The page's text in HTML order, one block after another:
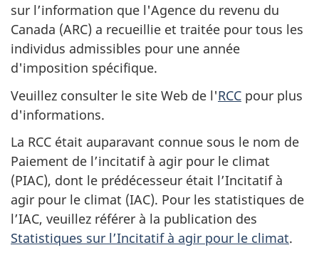
sur l’information que l'Agence du revenu du
Canada (ARC) a recueillie et traitée pour tous les
individus admissibles pour une année
d'imposition spécifique.
Veuillez consulter le site Web de l'RCC pour plus
d'informations.
La RCC était auparavant connue sous le nom de
Paiement de l’incitatif à agir pour le climat
(PIAC), dont le prédécesseur était l’Incitatif à
agir pour le climat (IAC). Pour les statistiques de
l’IAC, veuillez référer à la publication des
Statistiques sur l’Incitatif à agir pour le climat.